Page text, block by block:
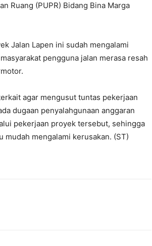
Ruang (PUPR) Bidang Bina Marga
Jalan Lapen ini sudah mengalami
pengguna jalan merasa resah
agar mengusut tuntas pekerjaan
dugaan penyalahgunaan anggaran
pekerjaan proyek tersebut, sehingga
mengalami kerusakan. (ST)